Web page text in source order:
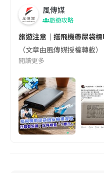
風傳媒
旅遊攻略
旅遊注意｜搭飛機帶尿袋
（文章由風傳媒授權轉
閱讀更多